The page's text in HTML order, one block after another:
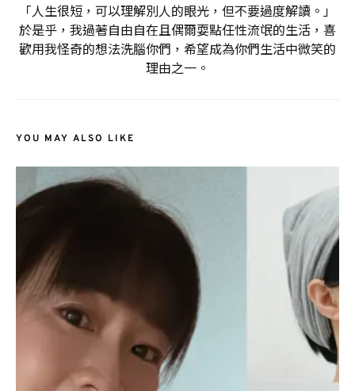
「人生很短，可以理解別人的眼光，但不要過度解讀。」
於是乎，我過著自由自在且偶爾耍點任性流氓的生活，喜
歡用我怪奇的想法洗腦你們，希望成為你們生活中微笑的
理由之一。
YOU MAY ALSO LIKE